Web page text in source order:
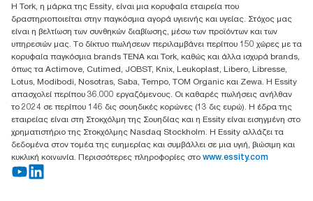
17th klm.National Road Athens-Lamia &2 Kalamatas
14564 N.Kifissia, Athens-Greece
Mob: +306932474930 (για Ελλάδα & Κύπρο)
Η Tork, η μάρκα της Essity, είναι μια κορυφαία εταιρεία που
δραστηριοποιείται στην παγκόσμια αγορά υγιεινής και υγείας. Στόχος μας
είναι η βελτίωση των συνθηκών διαβίωσης, μέσω των προϊόντων και των
υπηρεσιών μας. Το δίκτυο πωλήσεων περιλαμβάνει περίπου 150 χώρες με τα
κορυφαία παγκόσμια brands TENA και Tork, καθώς και άλλα ισχυρά brands,
όπως τα Actimove, Cutimed, JOBST, Knix, Leukoplast, Libero, Libresse,
Lotus, Modibodi, Nosotras, Saba, Tempo, TOM Organic και Zewa. Η Essity
απασχολεί περίπου 36.000 εργαζόμενους. Οι καθαρές πωλήσεις ανήλθαν
το 2024 σε περίπου 146 δις σουηδικές κορώνες (13 δις ευρώ). Η έδρα της
εταιρείας είναι στη Στοκχόλμη της Σουηδίας και η Essity είναι εισηγμένη στο
χρηματιστήριο της Στοκχόλμης Nasdaq Stockholm. Η Essity αλλάζει τα
δεδομένα στον τομέα της ευημερίας και συμβάλλει σε μια υγιή, βιώσιμη και
κυκλική κοινωνία. Περισσότερες πληροφορίες στο www.essity.com